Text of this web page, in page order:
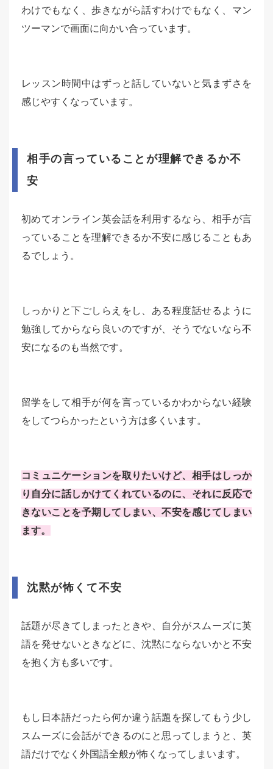
わけでもなく、歩きながら話すわけでもなく、マン
ツーマンで画面に向かい合っています。
レッスン時間中はずっと話していないと気まずさを
感じやすくなっています。
相手の言っていることが理解できるか不
安
初めてオンライン英会話を利用するなら、相手が言
っていることを理解できるか不安に感じることもあ
るでしょう。
しっかりと下ごしらえをし、ある程度話せるように
勉強してからなら良いのですが、そうでないなら不
安になるのも当然です。
留学をして相手が何を言っているかわからない経験
をしてつらかったという方は多くいます。
コミュニケーションを取りたいけど、相手はしっか
り自分に話しかけてくれているのに、それに反応で
きないことを予期してしまい、不安を感じてしまい
ます。
沈黙が怖くて不安
話題が尽きてしまったときや、自分がスムーズに英
語を発せないときなどに、沈黙にならないかと不安
を抱く方も多いです。
もし日本語だったら何か違う話題を探してもう少し
スムーズに会話ができるのにと思ってしまうと、英
語だけでなく外国語全般が怖くなってしまいます。